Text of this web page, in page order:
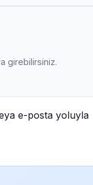
girebilirsiniz.
e-posta yoluyla